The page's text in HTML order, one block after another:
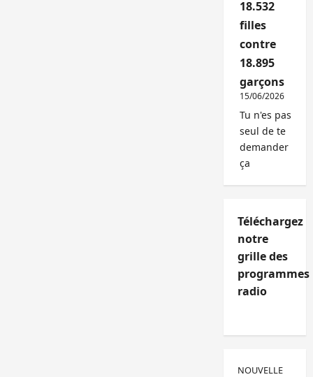
18.532
filles
contre
18.895
garçons
15/06/2026
Tu n'es pas
seul de te
demander
ça
Téléchargez
notre
grille des
programmes
radio
NOUVELLE